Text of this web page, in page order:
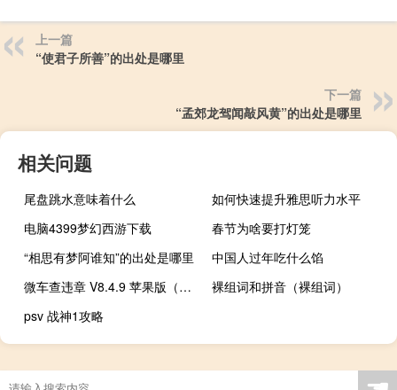
上一篇
“使君子所善”的出处是哪里
下一篇
“孟郊龙驾闻敲风黄”的出处是哪里
相关问题
尾盘跳水意味着什么
如何快速提升雅思听力水平
电脑4399梦幻西游下载
春节为啥要打灯笼
“相思有梦阿谁知”的出处是哪里
中国人过年吃什么馅
微车查违章 V8.4.9 苹果版（微车查违章 V8.4.9 苹果版功能简介）
裸组词和拼音（裸组词）
psv 战神1攻略